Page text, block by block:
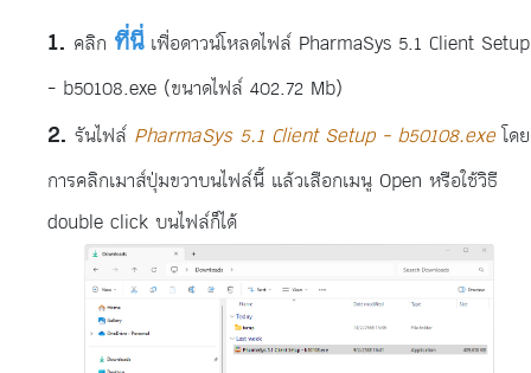
คลิก ที่นี่เพื่อดาวน์โหลดไฟล์ PharmaSys 5.1 Client Setup
- b50108.exe (ขนาดไฟล์ 402.72 Mb)
รันไฟล์ PharmaSys 5.1 Client Setup - b50108.exeโดย
การคลิกเมาส์ปุ่มขวาบนไฟล์นี้ แล้วเลือกเมนู Open หรือใช้วิธี
double click บนไฟล์ก็ได้